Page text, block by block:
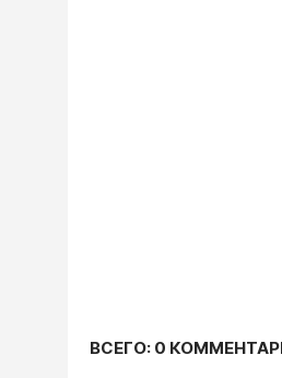
ВСЕГО: 0